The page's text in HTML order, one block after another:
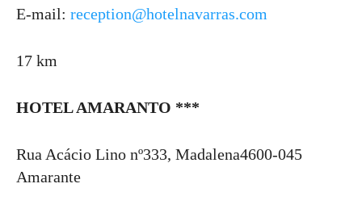
E-mail: reception@hotelnavarras.com
17 km
HOTEL AMARANTO ***
Rua Acácio Lino nº333, Madalena4600-045
Amarante